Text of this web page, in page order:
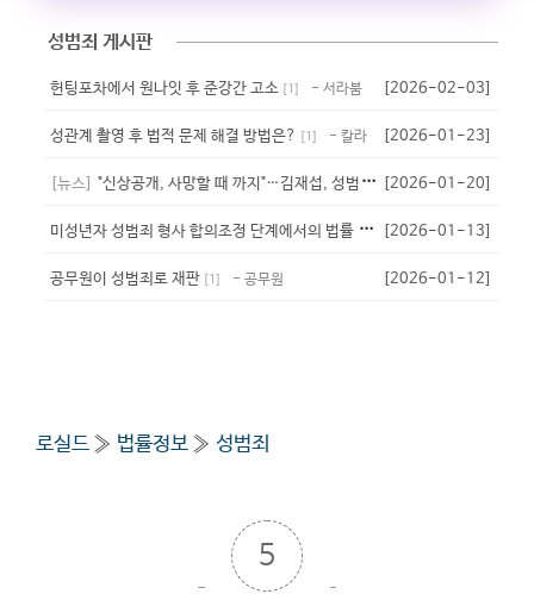
성범죄 게시판
헌팅포차에서 원나잇 후 준강간 고소 [1 ] - 서라붐 [2026-02-03]
성관계 촬영 후 법적 문제 해결 방법은? [1 ] - 칼라 [2026-01-23]
[뉴스] "신상공개, 사망할 때 까지"…김재섭, 성범죄자 신상공개 강화 법안냈다 [2026-01-20]
미
성년자 성범죄 형사 합의조정 단계에서의 법률 자문 필요성 [1 - 뇨끼
[2026-01-13]
공무원이 성범죄로 재판 [1 ] - 공무원 [2026-01-12]
로실드 » 법률정보 » 성범죄
5